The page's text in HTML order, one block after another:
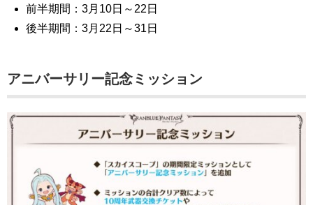
前半期間：3月10日～22日
後半期間：3月22日～31日
アニバーサリー記念ミッション